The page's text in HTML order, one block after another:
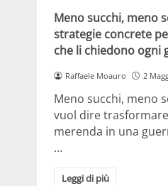
Meno succhi, meno
strategie concrete
che li chiedono ogni
Raffaele Moauro 2
Meno succhi, meno
vuol dire
merenda in una
…
Leggi di più